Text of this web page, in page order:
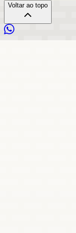
Voltar ao topo